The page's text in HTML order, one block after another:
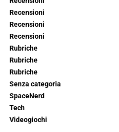
Recensioni
Recensioni
Recensioni
Rubriche
Rubriche
Rubriche
Senza categoria
SpaceNerd
Tech
Videogiochi